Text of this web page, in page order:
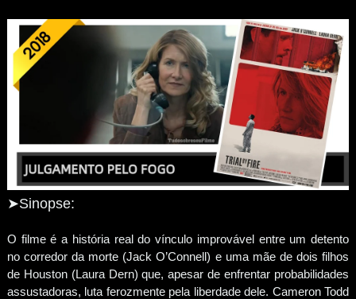
➤Sinopse:
O filme é a história real do vínculo improvável entre um detento
no corredor da morte (Jack O’Connell) e uma mãe de dois filhos
de Houston (Laura Dern) que, apesar de enfrentar probabilidades
assustadoras, luta ferozmente pela liberdade dele. Cameron Todd